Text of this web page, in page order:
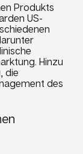
Produkts
US-
Hinzu
die
des